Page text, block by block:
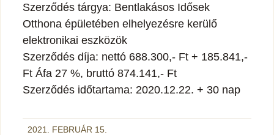
Szerződés tárgya: Bentlakásos Idősek
Otthona épületében elhelyezésre kerülő
elektronikai eszközök
Szerződés díja: nettó 688.300,- Ft + 185.841,-
Ft Áfa 27 %, bruttó 874.141,- Ft
Szerződés időtartama: 2020.12.22. + 30 nap
2021. FEBRUÁR 15.